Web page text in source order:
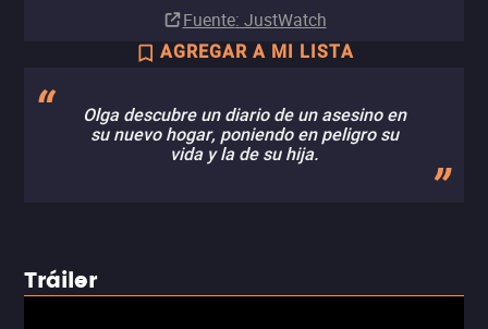
Fuente: JustWatch
AGREGAR A MI LISTA
Olga descubre un diario de un asesino en
su nuevo hogar, poniendo en peligro su
vida y la de su hija.
Tráiler